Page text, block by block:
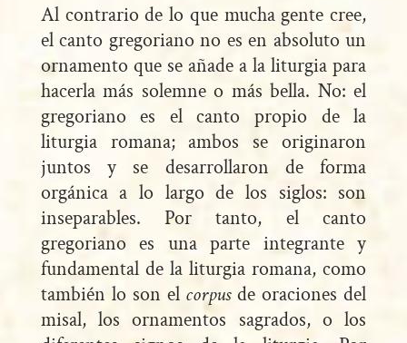
Al contrario de lo que mucha gente cree,
el canto gregoriano no es en absoluto un
ornamento que se añade a la liturgia para
hacerla más solemne o más bella. No: el
gregoriano es el canto propio de la
liturgia romana; ambos se originaron
juntos y se desarrollaron de forma
orgánica a lo largo de los siglos: son
inseparables. Por tanto, el canto
gregoriano es una parte integrante y
fundamental de la liturgia romana, como
también lo son el corpus de oraciones del
misal, los ornamentos sagrados, o los